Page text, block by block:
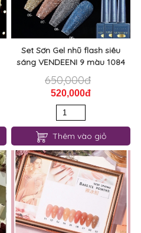
Set Sơn Gel nhũ flash siêu
sáng VENDEENI 9 màu 1084
650,000đ
520,000đ
Thêm vào giỏ